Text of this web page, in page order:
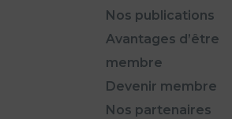
Nos publications
Avantages d’être
membre
Devenir membre
Nos partenaires